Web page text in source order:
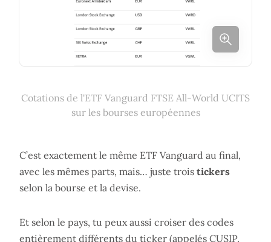
Cotations de l'ETF Vanguard FTSE All-World UCITS
sur les bourses européennes
C’est exactement le même ETF Vanguard au final,
avec les mêmes parts, mais… juste trois tickers
selon la bourse et la devise.
Et selon le pays, tu peux aussi croiser des codes
entièrement différents du ticker (appelés CUSIP,